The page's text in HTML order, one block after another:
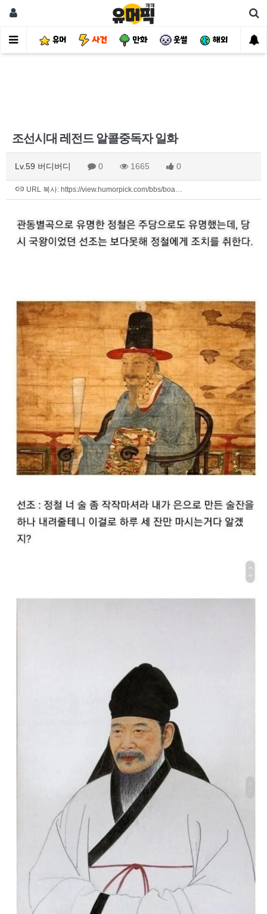
유머 사건 만화 웃썰 해외 핫
조선시대 레전드 알콜중독자 일화
Lv.59 버디버디 0 1665 0
URL 복사: https://view.humorpick.com/bbs/boa…